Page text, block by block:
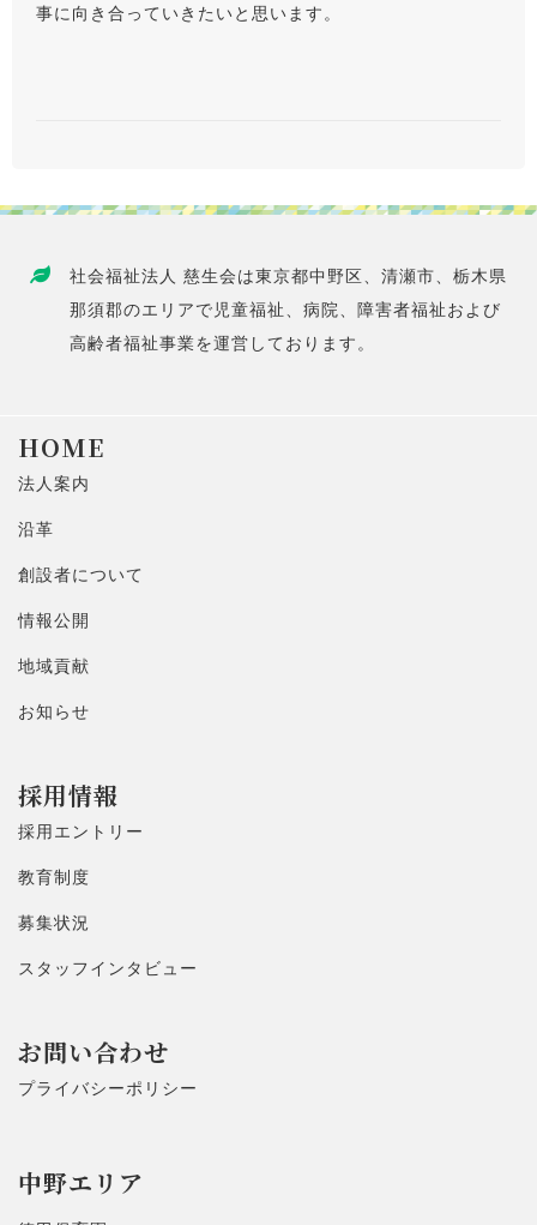
事に向き合っていきたいと思います。
社会福祉法人 慈生会は東京都中野区、清瀬市、栃木県
那須郡のエリアで児童福祉、病院、障害者福祉および
高齢者福祉事業を運営しております。
HOME
法人案内
沿革
創設者について
情報公開
地域貢献
お知らせ
採用情報
採用エントリー
教育制度
募集状況
スタッフインタビュー
お問い合わせ
プライバシーポリシー
中野エリア